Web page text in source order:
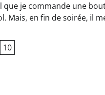
que je commande une
Mais, en fin de soirée, il
10